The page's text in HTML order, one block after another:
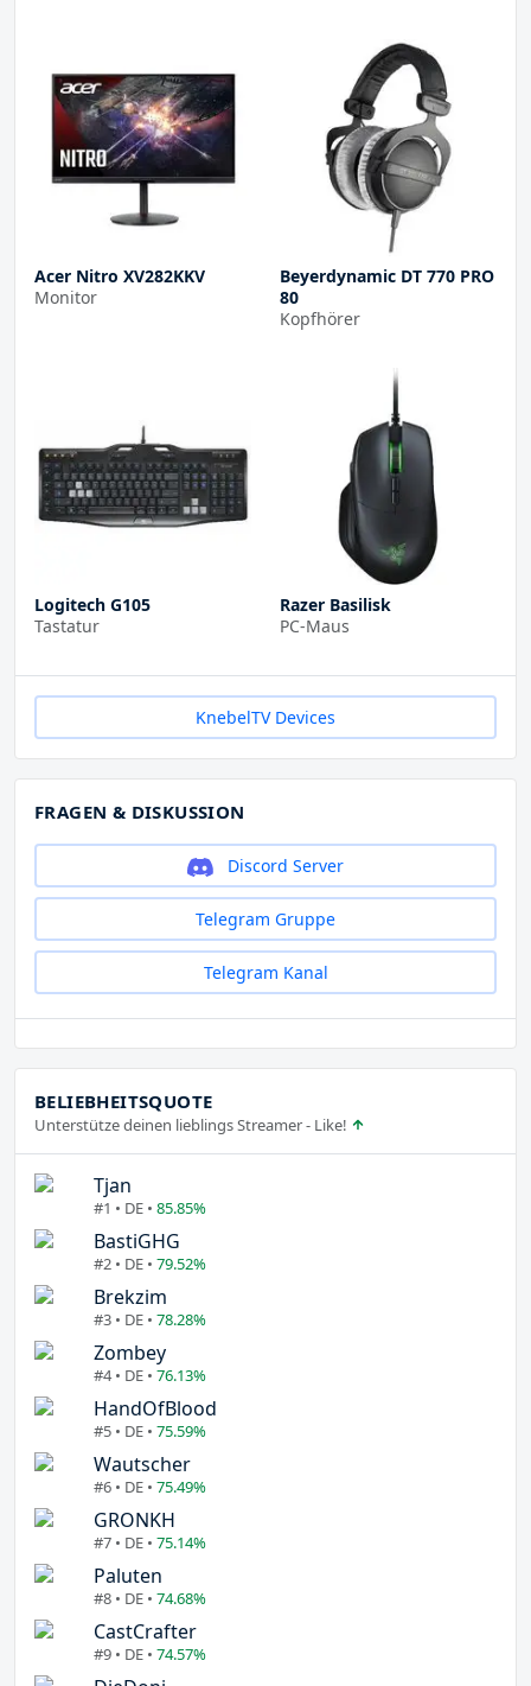
Acer Nitro XV282KKV
Monitor
Beyerdynamic DT 770 PRO
80
Kopfhörer
Logitech G105
Tastatur
Razer Basilisk
PC-Maus
KnebelTV Devices
FRAGEN & DISKUSSION
Discord Server
Telegram Gruppe
Telegram Kanal
BELIEBHEITSQUOTE
Unterstütze deinen lieblings Streamer - Like!
Tjan
#1 • DE • 85.85%
BastiGHG
#2 • DE • 79.52%
Brekzim
#3 • DE • 78.28%
Zombey
#4 • DE • 76.13%
HandOfBlood
#5 • DE • 75.59%
Wautscher
#6 • DE • 75.49%
GRONKH
#7 • DE • 75.14%
Paluten
#8 • DE • 74.68%
CastCrafter
#9 • DE • 74.57%